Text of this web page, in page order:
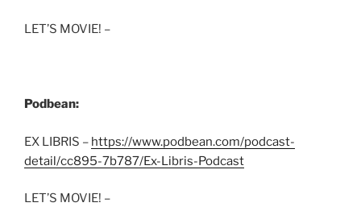
LET’S MOVIE! –
Podbean:
EX LIBRIS – https://www.podbean.com/podcast-
detail/cc895-7b787/Ex-Libris-Podcast
LET’S MOVIE! –